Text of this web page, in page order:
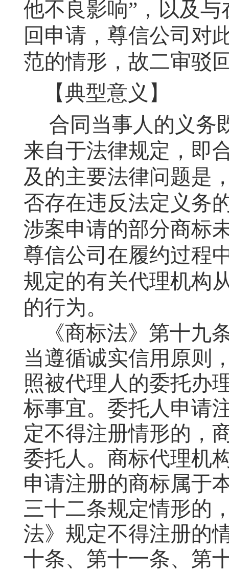
他不良影响”，以及
回申请，尊信公司对
范的情形，故二审驳
【典型意义】
合同当事人的义务
来自于法律规定，即
及的主要法律问题是
否存在违反法定义务
涉案申请的部分商标
尊信公司在履约过程
规定的有关代理机构
的行为。
《商标法》第十九
当遵循诚实信用原则
照被代理人的委托办
标事宜。委托人申请
定不得注册情形的，
委托人。商标代理机
申请注册的商标属于
三十二条规定情形的
法》规定不得注册的
十条、第十一条、第